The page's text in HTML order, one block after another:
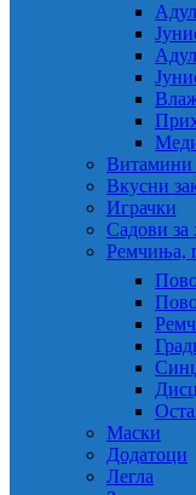
Витамини
Вкусни
Играчки
Садови за
Ремчиња,
Маски
Додатоци
Легла